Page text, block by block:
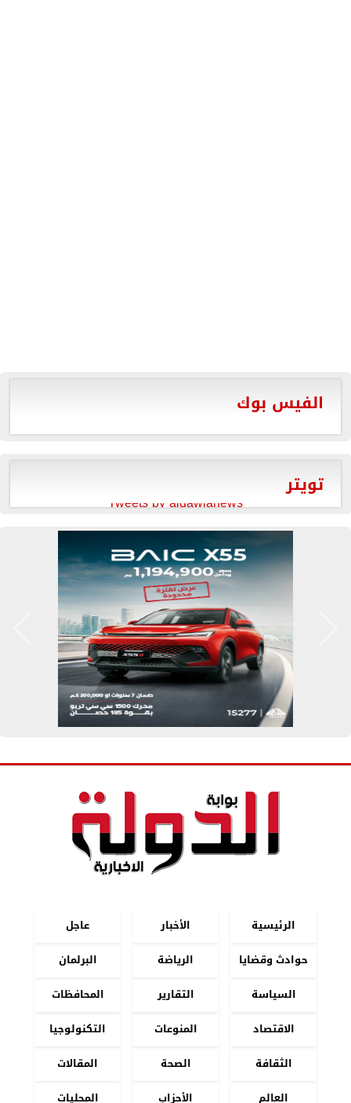
الفيس بوك
تويتر
Tweets by aldawlanews
الرئيسية الأخبار
عاجل
حوادث وقضايا
الرياضة
البرلمان
السياسة
التقارير
المحافظات
الاقتصاد
المنوعات
التكنولوجيا
الثقافة
الصحة
المقالات
العالم
الأحزاب المحليات